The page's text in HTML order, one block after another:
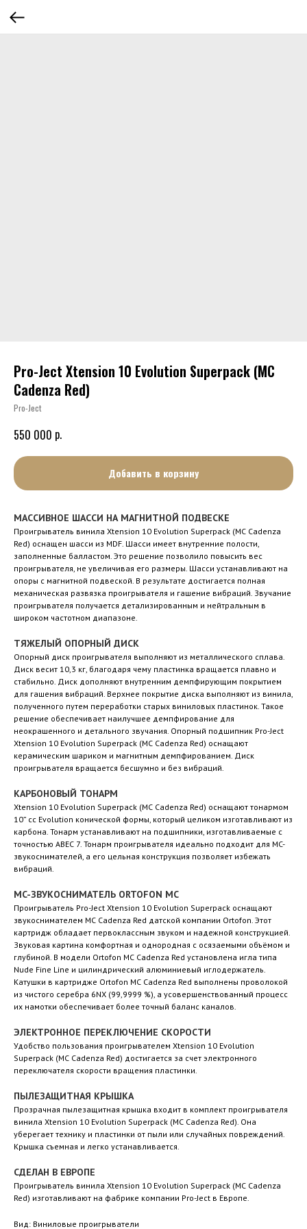
Pro-Ject Xtension 10 Evolution Superpack (MC
Cadenza Red)
Pro-Ject
550 000 р.
Добавить в корзину
МАССИВНОЕ ШАССИ НА МАГНИТНОЙ ПОДВЕСКЕ
Проигрыватель винила Xtension 10 Evolution Superpack (MC Cadenza
Red) оснащен шасси из MDF. Шасси имеет внутренние полости,
заполненные балластом. Это решение позволило повысить вес
проигрывателя, не увеличивая его размеры. Шасси устанавливают на
опоры с магнитной подвеской. В результате достигается полная
механическая развязка проигрывателя и гашение вибраций. Звучание
проигрывателя получается детализированным и нейтральным в
широком частотном диапазоне.
ТЯЖЕЛЫЙ ОПОРНЫЙ ДИСК
Опорный диск проигрывателя выполняют из металлического сплава.
Диск весит 10,3 кг, благодаря чему пластинка вращается плавно и
стабильно. Диск дополняют внутренним демпфирующим покрытием
для гашения вибраций. Верхнее покрытие диска выполняют из винила,
полученного путем переработки старых виниловых пластинок. Такое
решение обеспечивает наилучшее демпфирование для
неокрашенного и детального звучания. Опорный подшипник Pro-Ject
Xtension 10 Evolution Superpack (MC Cadenza Red) оснащают
керамическим шариком и магнитным демпфированием. Диск
проигрывателя вращается бесшумно и без вибраций.
КАРБОНОВЫЙ ТОНАРМ
Xtension 10 Evolution Superpack (MC Cadenza Red) оснащают тонармом
10” cc Evolution конической формы, который целиком изготавливают из
карбона. Тонарм устанавливают на подшипники, изготавливаемые с
точностью ABEC 7. Тонарм проигрывателя идеально подходит для MC-
звукоснимателей, а его цельная конструкция позволяет избежать
вибраций.
MC-ЗВУКОСНИМАТЕЛЬ ORTOFON MC
Проигрыватель Pro-Ject Xtension 10 Evolution Superpack оснащают
звукоснимателем MC Cadenza Red датской компании Ortofon. Этот
картридж обладает первоклассным звуком и надежной конструкцией.
Звуковая картина комфортная и однородная с осязаемыми объёмом и
глубиной. В модели Ortofon MC Cadenza Red установлена игла типа
Nude Fine Line и цилиндрический алюминиевый иглодержатель.
Катушки в картридже Ortofon MC Cadenza Red выполнены проволокой
из чистого серебра 6NX (99,9999 %), а усовершенствованный процесс
их намотки обеспечивает более точный баланс каналов.
ЭЛЕКТРОННОЕ ПЕРЕКЛЮЧЕНИЕ СКОРОСТИ
Удобство пользования проигрывателем Xtension 10 Evolution
Superpack (MC Cadenza Red) достигается за счет электронного
переключателя скорости вращения пластинки.
ПЫЛЕЗАЩИТНАЯ КРЫШКА
Прозрачная пылезащитная крышка входит в комплект проигрывателя
винила Xtension 10 Evolution Superpack (MC Cadenza Red). Она
уберегает технику и пластинки от пыли или случайных повреждений.
Крышка съемная и легко устанавливается.
СДЕЛАН В ЕВРОПЕ
Проигрыватель винила Xtension 10 Evolution Superpack (MC Cadenza
Red) изготавливают на фабрике компании Pro-Ject в Европе.
Вид: Виниловые проигрыватели